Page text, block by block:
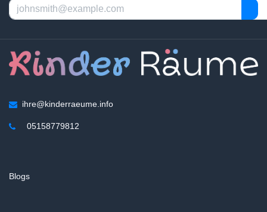
ihre@kinderraeume.info
05158779812
Blogs